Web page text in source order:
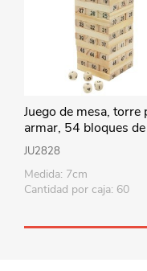
Juego de mesa, torre
armar, 54 bloques de
madera y 4 dados, en
JU2828
Medida: 7cm
Cantidad por caja: 60